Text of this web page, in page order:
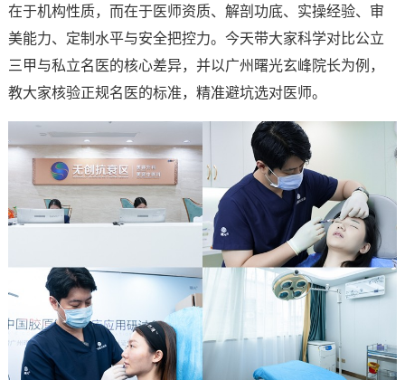
在于机构性质，而在于医师资质、解剖功底、实操经验、审
美能力、定制水平与安全把控力。今天带大家科学对比公立
三甲与私立名医的核心差异，并以广州曙光玄峰院长为例，
教大家核验正规名医的标准，精准避坑选对医师。